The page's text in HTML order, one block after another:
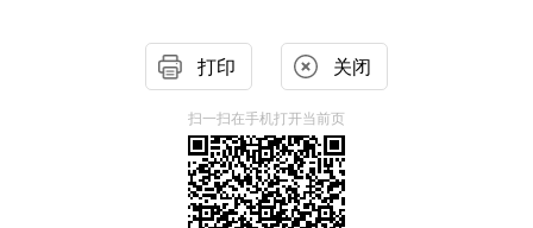
打印 关闭
扫一扫在手机打开当前页